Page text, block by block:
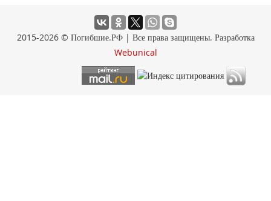
2015-2026 © Погибшие.РФ | Все права защищены. Разработка
Webunical